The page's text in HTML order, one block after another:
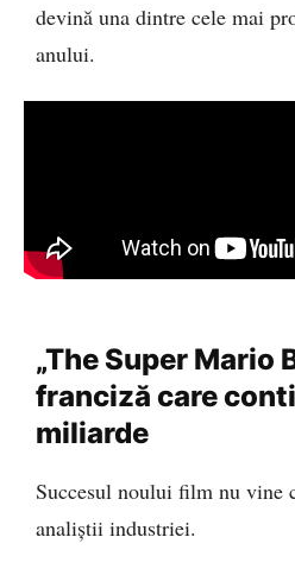
devină una dintre cele mai
anului.
„The Super Mario
franciză care
miliarde
Succesul noului film nu vine
analiștii industriei.